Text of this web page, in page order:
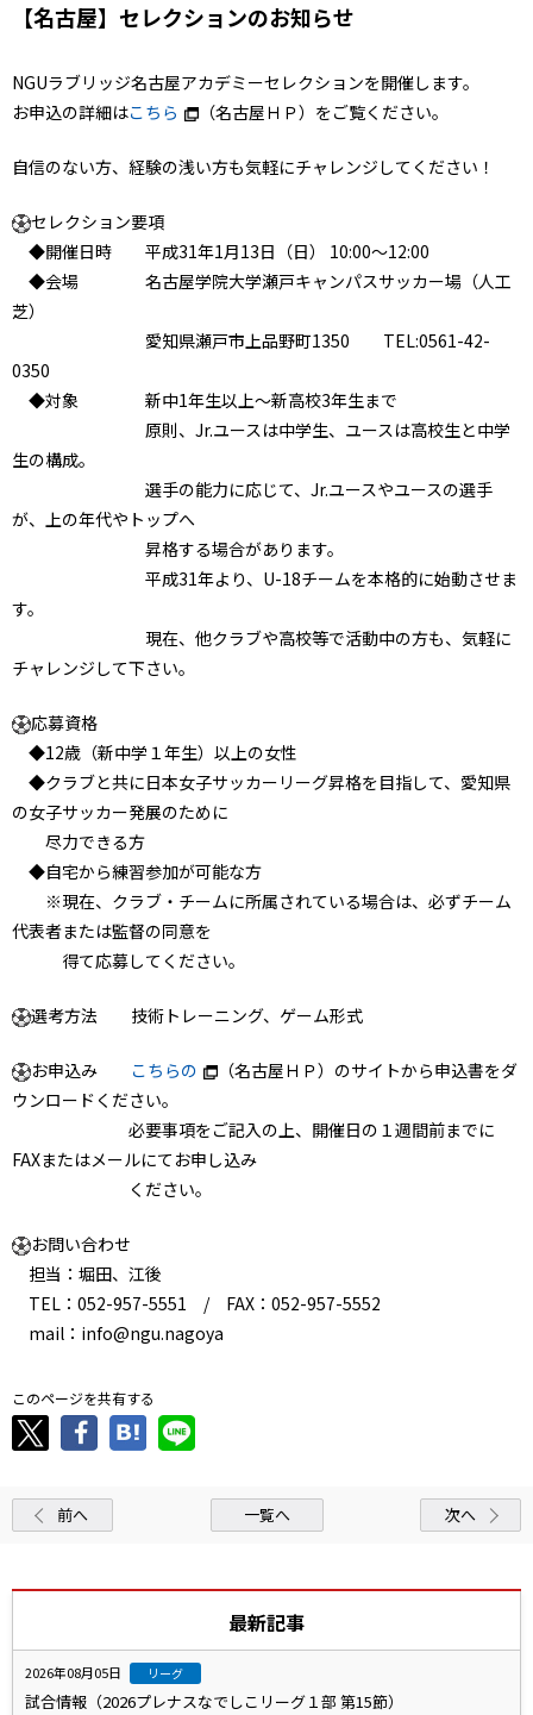
【名古屋】セレクションのお知らせ
NGUラブリッジ名古屋アカデミーセレクションを開催します。
お申込の詳細はこちら （名古屋ＨＰ）をご覧ください。
自信のない方、経験の浅い方も気軽にチャレンジしてください！
セレクション要項
◆開催日時 平成31年1月13日（日） 10:00～12:00
◆会場 名古屋学院大学瀬戸キャンパスサッカー場（人工
芝）
愛知県瀬戸市上品野町1350 TEL:0561-42-
0350
◆対象 新中1年生以上～新高校3年生まで
原則、Jr.ユースは中学生、ユースは高校生と中学
生の構成。
選手の能力に応じて、Jr.ユースやユースの選手
が、上の年代やトップへ
昇格する場合があります。
平成31年より、U-18チームを本格的に始動させま
す。
現在、他クラブや高校等で活動中の方も、気軽に
チャレンジして下さい。
応募資格
◆12歳（新中学１年生）以上の女性
◆クラブと共に日本女子サッカーリーグ昇格を目指して、愛知県
の女子サッカー発展のために
尽力できる方
◆自宅から練習参加が可能な方
※現在、クラブ・チームに所属されている場合は、必ずチーム
代表者または監督の同意を
得て応募してください。
選考方法 技術トレーニング、ゲーム形式
お申込み こちらの
（名古屋ＨＰ）のサイトから申込書をダ
ウンロードください。
必要事項をご記入の上、開催日の１週間前までに
FAXまたはメールにてお申し込み
ください。
お問い合わせ
担当：堀田、江後
TEL：052-957-5551 / FAX：052-957-5552
mail：info@ngu.nagoya
このページを共有する
前へ 一覧へ 次へ
最新記事
2026年08月05日 リーグ
試合情報（2026プレナスなでしこリーグ１部 第15節）